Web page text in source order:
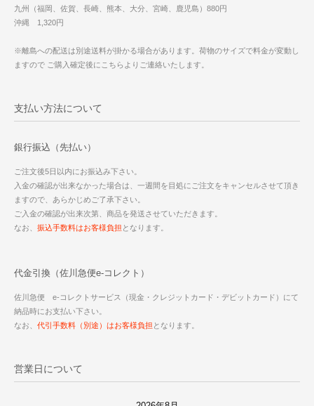
九州（福岡、佐賀、長崎、熊本、大分、宮崎、鹿児島）880円
沖縄 1,320円
※離島への配送は別途送料が掛かる場合があります。荷物のサイズで料金が変動し
ますので ご購入確定後にこちらよりご連絡いたします。
支払い方法について
銀行振込（先払い）
ご注文後5日以内にお振込み下さい。
入金の確認が出来なかった場合は、一週間を目処にご注文をキャンセルさせて頂き
ますので、あらかじめご了承下さい。
ご入金の確認が出来次第、商品を発送させていただきます。
なお、 振込手数料はお客様負担 となります。
代金引換（佐川急便e-コレクト）
佐川急便 e-コレクトサービス（現金・クレジットカード・デビットカード）にて
納品時にお支払い下さい。
なお、 代引手数料（別途）はお客様負担 となります。
営業日について